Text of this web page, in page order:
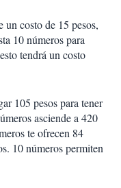
un costo de 15 pesos,
10 números para
tendrá un costo
105 pesos para tener
asciende a 420
te ofrecen 84
10 números permiten